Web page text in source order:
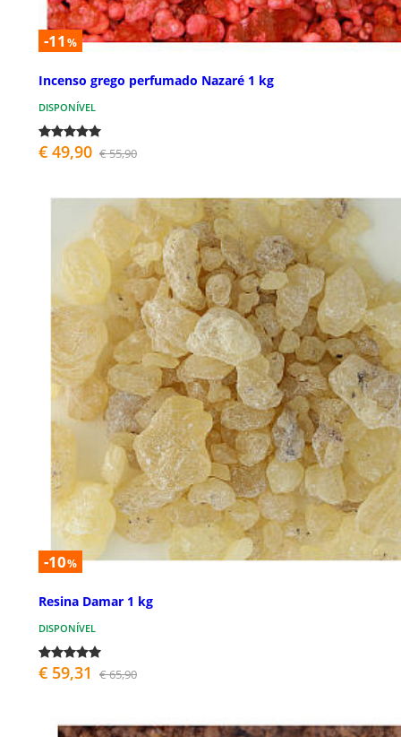
-11 %
Incenso grego perfumado Nazaré 1 kg
DISPONÍVEL
€ 49,90 € 55,90
-10%
Resina Damar 1 kg
DISPONÍVEL
€ 59,31 € 65,90